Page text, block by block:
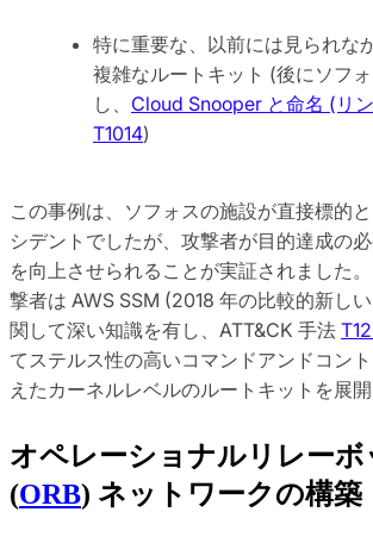
特に重要な、以前には見られな
複雑なルートキット (後にソフ
し、 Cloud Snooper と命名 (リ
T1014)
この事例は、ソフォスの施設が直接標的
シデントでしたが、攻撃者が目的達成の
を向上させられることが実証されました
撃者は AWS SSM (2018 年の比較的新し
関して深い知識を有し、ATT&CK 手法
てステルス性の高いコマンドアンドコン
えたカーネルレベルのルートキットを展開
オペレーショナルリレーボ
(ORB) ネットワークの構築